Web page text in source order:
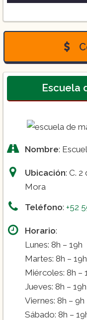
Horarios
Escuela
Nombre:
Ubicación: C.
Mora
Teléfono: +52
Horario:
Lunes: 8h – 19h
Martes: 8h – 19h
Miércoles: 8h –
Jueves: 8h – 19h
Viernes: 8h – 9h
Sábado: 8h –